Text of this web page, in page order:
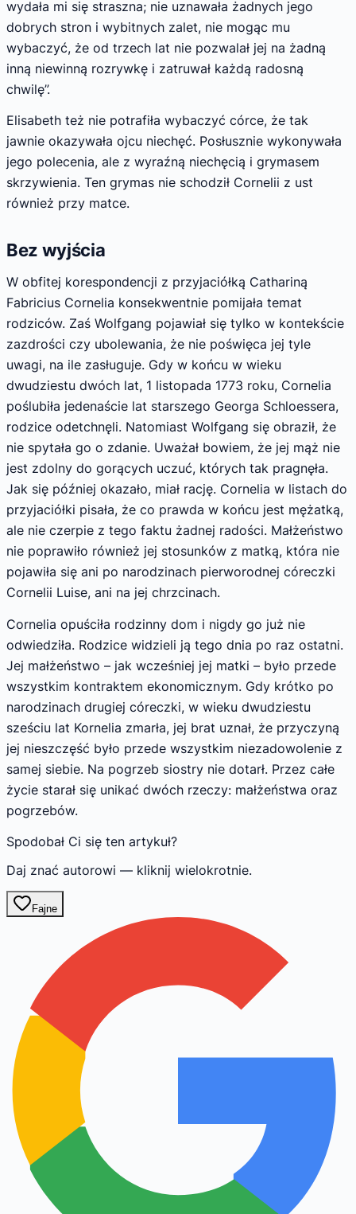
wydała mi się straszna; nie uznawała żadnych jego
dobrych stron i wybitnych zalet, nie mogąc mu
wybaczyć, że od trzech lat nie pozwalał jej na żadną
inną niewinną rozrywkę i zatruwał każdą radosną
chwilę”.
Elisabeth też nie potrafiła wybaczyć córce, że tak
jawnie okazywała ojcu niechęć. Posłusznie wykonywała
jego polecenia, ale z wyraźną niechęcią i grymasem
skrzywienia. Ten grymas nie schodził Cornelii z ust
również przy matce.
Bez wyjścia
W obfitej korespondencji z przyjaciółką Cathariną
Fabricius Cornelia konsekwentnie pomijała temat
rodziców. Zaś Wolfgang pojawiał się tylko w kontekście
zazdrości czy ubolewania, że nie poświęca jej tyle
uwagi, na ile zasługuje. Gdy w końcu w wieku
dwudziestu dwóch lat, 1 listopada 1773 roku, Cornelia
poślubiła jedenaście lat starszego Georga Schloessera,
rodzice odetchnęli. Natomiast Wolfgang się obraził, że
nie spytała go o zdanie. Uważał bowiem, że jej mąż nie
jest zdolny do gorących uczuć, których tak pragnęła.
Jak się później okazało, miał rację. Cornelia w listach do
przyjaciółki pisała, że co prawda w końcu jest mężatką,
ale nie czerpie z tego faktu żadnej radości. Małżeństwo
nie poprawiło również jej stosunków z matką, która nie
pojawiła się ani po narodzinach pierworodnej córeczki
Cornelii Luise, ani na jej chrzcinach.
Cornelia opuściła rodzinny dom i nigdy go już nie
odwiedziła. Rodzice widzieli ją tego dnia po raz ostatni.
Jej małżeństwo – jak wcześniej jej matki – było przede
wszystkim kontraktem ekonomicznym. Gdy krótko po
narodzinach drugiej córeczki, w wieku dwudziestu
sześciu lat Kornelia zmarła, jej brat uznał, że przyczyną
jej nieszczęść było przede wszystkim niezadowolenie z
samej siebie. Na pogrzeb siostry nie dotarł. Przez całe
życie starał się unikać dwóch rzeczy: małżeństwa oraz
pogrzebów.
Spodobał Ci się ten artykuł?
Daj znać autorowi — kliknij wielokrotnie.
Fajne